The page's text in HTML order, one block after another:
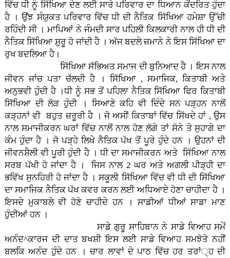
ਵਿੱਚ ਧੀ ਨੂੰ ਸਿੱਖਿਆ ਦੇਣ ਲਈ ਸਾਰੇ ਪਰਿਵਾਰ ਦਾ ਧਿਆਨ ਕੇਂਦਰਿਤ ਹੁੰਦਾ
ਹੈ । ਉਂਝ ਸੰਯੁਕਤ ਪਰਿਵਾਰ ਵਿੱਚ ਧੀ ਦੀ ਨੈਤਿਕ ਸਿੱਖਿਆ ਹਮੇਸ਼ਾ ਉੱਚੀ
ਰਹਿੰਦੀ ਸੀ । ਮਾਪਿਆਂ ਨੇ ਜੰਮਦੀ ਸਾਰ ਪਹਿਲੀ ਕਿਲਕਾਰੀ ਨਾਲ ਹੀ ਧੀ ਦੀ
ਨੈਤਿਕ ਸਿੱਖਿਆ ਸ਼ੁਰੂ ਹੋ ਜਾਂਦੀ ਹੈ । ਅੱਜ ਬਦਲੇ ਜ਼ਮਾਨੇ ਨੇ ਇਸ ਸਿੱਖਿਆ ਦਾ
ਰੁਖ ਬਦਲਿਆ ਹੈ।
ਸਿੱਖਿਆ ਸੱਭਿਅਤ ਸਮਾਜ ਦੀ ਬੁਨਿਆਦ ਹੈ । ਇਸ ਨਾਲ
ਜੀਵਨ ਜਾਂਚ ਪਤਾ ਚੱਲਦੀ ਹੈ । ਸਿੱਖਿਆ , ਸਮਾਜਿਕ, ਕਿਤਾਬੀ ਅਤੇ
ਅਨੁਭਵੀ ਹੁੰਦੀ ਹੈ ।ਧੀ ਨੂੰ ਸਭ ਤੋਂ ਪਹਿਲਾ ਨੈਤਿਕ ਸਿੱਖਿਆ ਫਿਰ ਕਿਤਾਬੀ
ਸਿੱਖਿਆ ਦੀ ਲੋੜ ਹੁੰਦੀ । ਸਿਆਣੇ ਕਹਿ ਵੀ ਦਿੰਦੇ ਸਨ ਪੜ੍ਹਨ ਨਾਲੋਂ
ਕੜ੍ਹਨਾਂ ਵੀ ਬਹੁਤ ਜ਼ਰੂਰੀ ਹੈ । ਜੋ ਅਸੀਂ ਕਿਤਾਬਾਂ ਵਿੱਚ ਸਿੱਖਦੇ ਹਾਂ , ਉਸ
ਨਾਲ ਸਮਾਜੀਕਰਨ ਘਰਾਂ ਵਿੱਚ ਨਾਲੋਂ ਨਾਲ ਹੋਣ ਲੱਗੇ ਤਾਂ ਸੋਨੇ ਤੇ ਸੁਹਾਗੇ ਦਾ
ਕੰਮ ਹੁੰਦਾ ਹੈ । ਜੋ ਪੜ੍ਹੇ ਲਿਖੇ ਨੈਤਿਕ ਪੱਖ ਤੋਂ ਪੂਰੇ ਹੁੰਦੇ ਹਨ । ਉਹਨਾਂ ਦੀ
ਜੀਵਨਸ਼ੈਲੀ ਵੀ ਪੂਰੀ ਹੁੰਦੀ ਹੈ । ਧੀ ਦਾ ਸਮਾਜੀਕਰਨ ਅਤੇ ਸਿੱਖਿਆ ਨਾਲ
ਸਰਬ ਪੱਖੀ ਹੋ ਜਾਂਦਾ ਹੈ । ਜਿਸ ਨਾਲ 2 ਘਰ ਅਤੇ ਅਗਲੀ ਪੀੜ੍ਹੀ ਦਾ
ਭਵਿੱਖ ਸੁਨਹਿਰੀ ਹੋ ਜਾਂਦਾ ਹੈ । ਸਕੂਲੀ ਸਿੱਖਿਆ ਵਿੱਚ ਵੀ ਧੀ ਦੀ ਸਿੱਖਿਆ
ਦਾ ਸਮਾਜਿਕ ਨੈਤਿਕ ਪੱਖ ਕਵਰ ਕਰਨ ਲਈ ਅਧਿਆਏ ਹੋਣਾ ਚਾਹੀਦਾ ਹੈ ।
ਇਸਦੇ ਮੁਕਾਬਲੇ ਵੀ ਹੋਣੇ ਚਾਹੀਦੇ ਹਨ । ਸਾਡੀਆਂ ਧੀਆਂ ਸਾਡਾ ਮਾਣ
ਹੁੰਦੀਆਂ ਹਨ ।
ਸਾਡੇ ਗੁਰੂ ਸਾਹਿਬਾਨ ਨੇ ਸਾਡੇ ਵਿਆਹ ਸਮੇਂ
ਅਨੰਦ^ਕਾਰਜ ਦੀ ਦਾਤ ਬਖਸ਼ੀ ਇਸ ਲਈ ਸਾਡੇ ਵਿਆਹ ਸਮਝੋਤੇ ਨਹੀਂ
ਬਲਕਿ ਅਨੰਦ ਹੁੰਦੇ ਹਨ । ਚਾਰ ਲਾਵਾਂ ਦੇ ਪਾਠ ਵਿੱਚ ਹਰ ਤਰਾਂ੍ਹ ਦੀ